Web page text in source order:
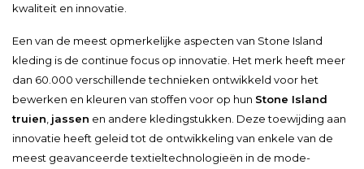
kwaliteit en innovatie.
Een van de meest opmerkelijke aspecten van Stone Island
kleding is de continue focus op innovatie. Het merk heeft meer
dan 60.000 verschillende technieken ontwikkeld voor het
bewerken en kleuren van stoffen voor op hun Stone Island
truien jassen en andere kledingstukken. Deze toewijding aan
innovatie heeft geleid tot de ontwikkeling van enkele van de
meest geavanceerde textieltechnologieën in de mode-